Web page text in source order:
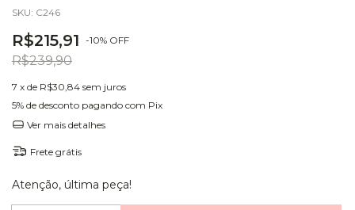
SKU: C246
R$215,91 -10% OFF
R$239,90
7 x de R$30,84 sem juros
5% de desconto pagando com Pix
Ver mais detalhes
Frete grátis
Atenção, última peça!